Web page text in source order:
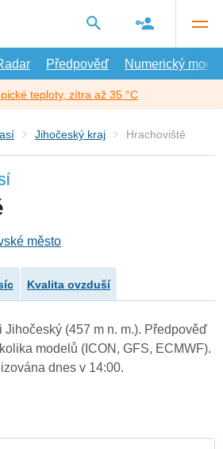
Předpověď Numerický model
teploty, zítra až 35 °C
Jihočeský kraj Hrachoviště
město
Kvalita ovzduší
Jihočeský (457 m n. m.). Předpověď
modelů (ICON, GFS, ECMWF).
dnes v 14:00.